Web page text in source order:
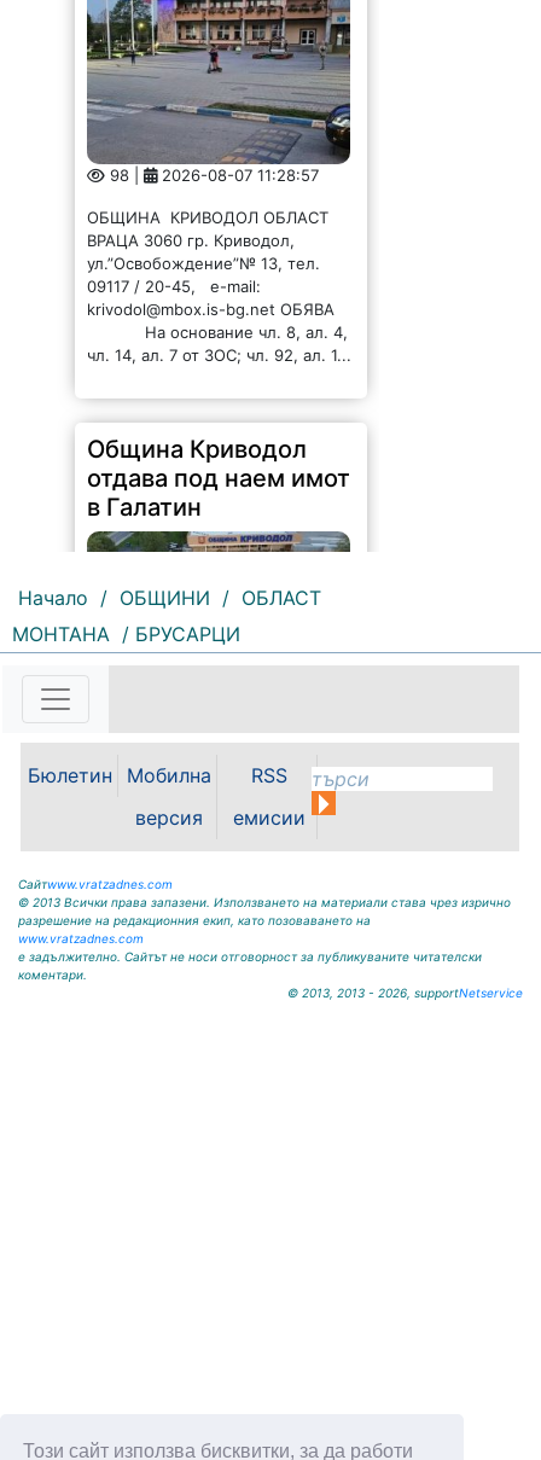
Този сайт използва бисквитки, за да работи
98 | 2026-08-07 11:28:57
ОБЩИНА КРИВОДОЛ ОБЛАСТ
ВРАЦА 3060 гр. Криводол,
09117 / 20-45, e-mail:
krivodol@mbox.is-bg.net ОБЯВА
На основание чл. 8, ал. 4,
чл. 14, ал. 7 от ЗОС; чл. 92, ал. 1...
отдава под наем имот
в Галатин
107 | 2026-08-07 11:27:20
ОБЩИНА КРИВОДОЛ ОБЛАСТ
ул.”Освобождение”№ 13, тел.
09117 / 20-45, e-mail:
krivodol@dir.bg ОБЯВА На
основание чл. 8, ал. 4, чл. 14, ал.
7 от ЗОС; чл. 92, ал. 1...
Начало / ОБЩИНИ / ОБЛАСТ
МОНТАНА / БРУСАРЦИ
Бюлетин
Мобилна
версия
RSS
емисии
Сайтwww.vratzadnes.com
© 2013 Всички права запазени. Използването на материали става чрез изрично
разрешение на редакционния екип, като позоваването на
www.vratzadnes.com
е задължително. Сайтът не носи отговорност за публикуваните читателски
коментари.
© 2013, 2013 - 2026, supportNetservice